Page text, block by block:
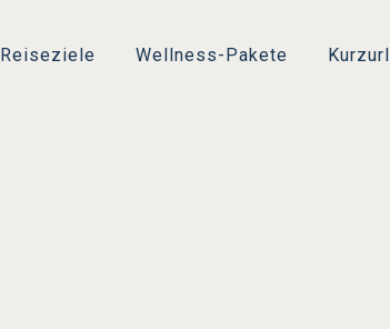
Reiseziele Wellness-Pakete